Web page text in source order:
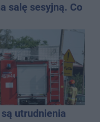
salę sesyjną. Co
utrudnienia